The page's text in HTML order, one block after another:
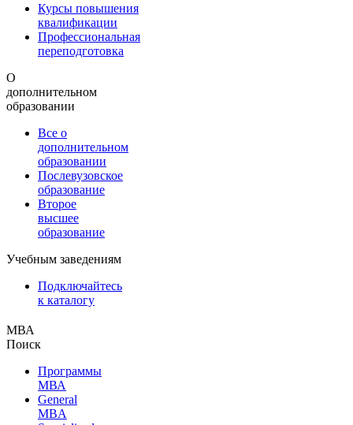
Курсы повышения
квалификации
Профессиональная
переподготовка
О
дополнительном
образовании
Все о
дополнительном
образовании
Послевузовское
образование
Второе
высшее
образование
Учебным заведениям
Подключайтесь
к каталогу
МВА
Поиск
Программы
МВА
General
MBA